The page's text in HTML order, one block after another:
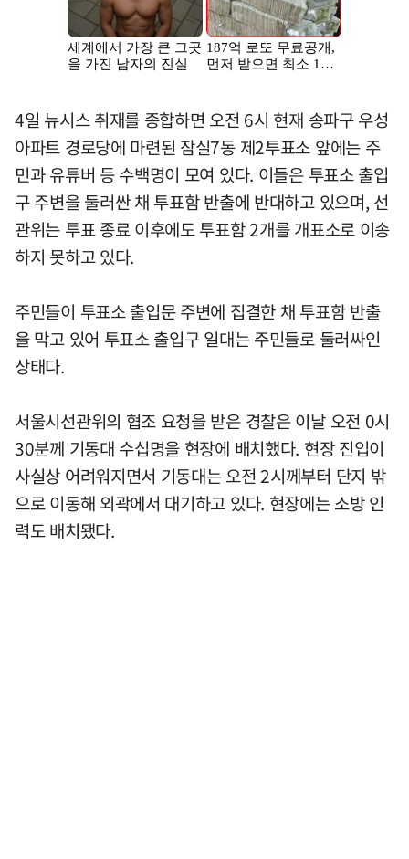
4일 뉴시스 취재를 종합하면 오전 6시 현재 송파구 우성
아파트 경로당에 마련된 잠실7동 제2투표소 앞에는 주
민과 유튜버 등 수백명이 모여 있다. 이들은 투표소 출입
구 주변을 둘러싼 채 투표함 반출에 반대하고 있으며, 선
관위는 투표 종료 이후에도 투표함 2개를 개표소로 이송
하지 못하고 있다.
주민들이 투표소 출입문 주변에 집결한 채 투표함 반출
을 막고 있어 투표소 출입구 일대는 주민들로 둘러싸인
상태다.
서울시선관위의 협조 요청을 받은 경찰은 이날 오전 0시
30분께 기동대 수십명을 현장에 배치했다. 현장 진입이
사실상 어려워지면서 기동대는 오전 2시께부터 단지 밖
으로 이동해 외곽에서 대기하고 있다. 현장에는 소방 인
력도 배치됐다.